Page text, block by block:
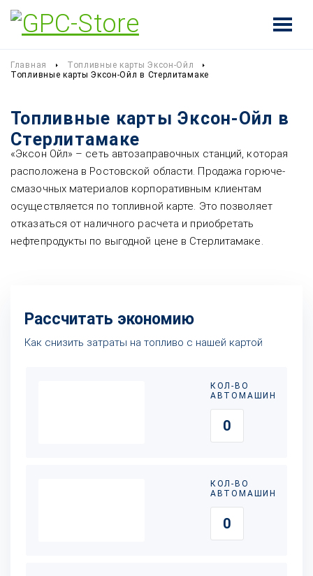
Главная
Топливные карты Эксон-Ойл
Топливные карты Эксон-Ойл в Стерлитамаке
Топливные карты Эксон-Ойл в
Стерлитамаке
«Эксон Ойл» – сеть автозаправочных станций, которая
расположена в Ростовской области. Продажа горюче-
смазочных материалов корпоративным клиентам
осуществляется по топливной карте. Это позволяет
отказаться от наличного расчета и приобретать
нефтепродукты по выгодной цене в Стерлитамаке.
Рассчитать экономию
Как снизить затраты на топливо с нашей картой
КОЛ-ВО
АВТОМАШИН
КОЛ-ВО
АВТОМАШИН